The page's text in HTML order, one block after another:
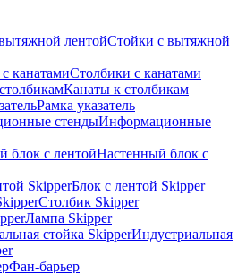
Стойки с вытяжной
Столбики с канатами
Канаты к столбикам
Рамка указатель
Информационные
Настенный блок с
Блок с лентой Skipper
Столбик Skipper
Лампа Skipper
Индустриальная
Фан-барьер